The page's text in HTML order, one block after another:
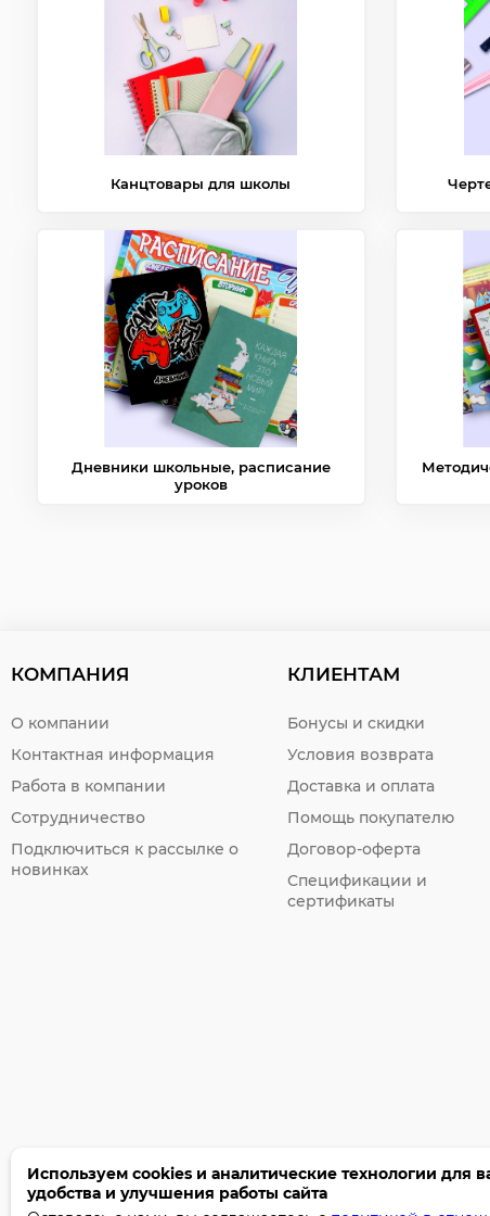
Канцтовары для школы
Дневники школьные, расписание
уроков
КОМПАНИЯ
О компании
Контактная информация
Работа в компании
Сотрудничество
Подключиться к рассылке о
новинках
КЛИЕНТАМ
Бонусы и скидки
Условия возврата
Доставка и оплата
Помощь покупателю
Договор-оферта
Спецификации и
сертификаты
Используем cookies и аналитические технологии для
удобства и улучшения работы сайта